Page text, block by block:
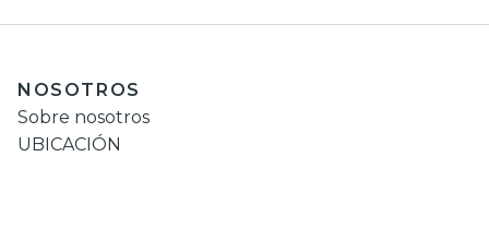
NOSOTROS
Sobre nosotros
UBICACIÓN